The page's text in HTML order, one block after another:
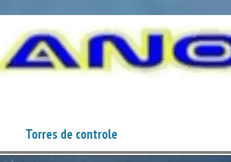
Torres de controle